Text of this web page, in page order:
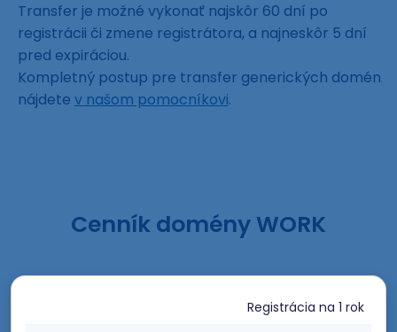
Transfer je možné vykonať najskôr 60 dní po
registrácii či zmene registrátora, a najneskôr 5 dní
pred expiráciou.
Kompletný postup pre transfer generických domén
nájdete v našom pomocníkovi.
Cenník domény WORK
Registrácia na 1 rok